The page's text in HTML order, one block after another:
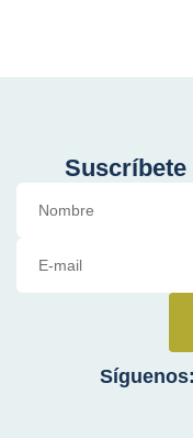
Suscríbete
Síguenos: